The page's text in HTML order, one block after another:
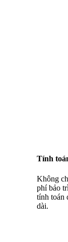
Tính
Không
phí bảo
tính toán
dài.